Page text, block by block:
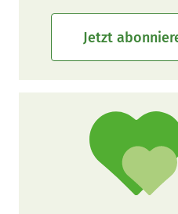
Jetzt